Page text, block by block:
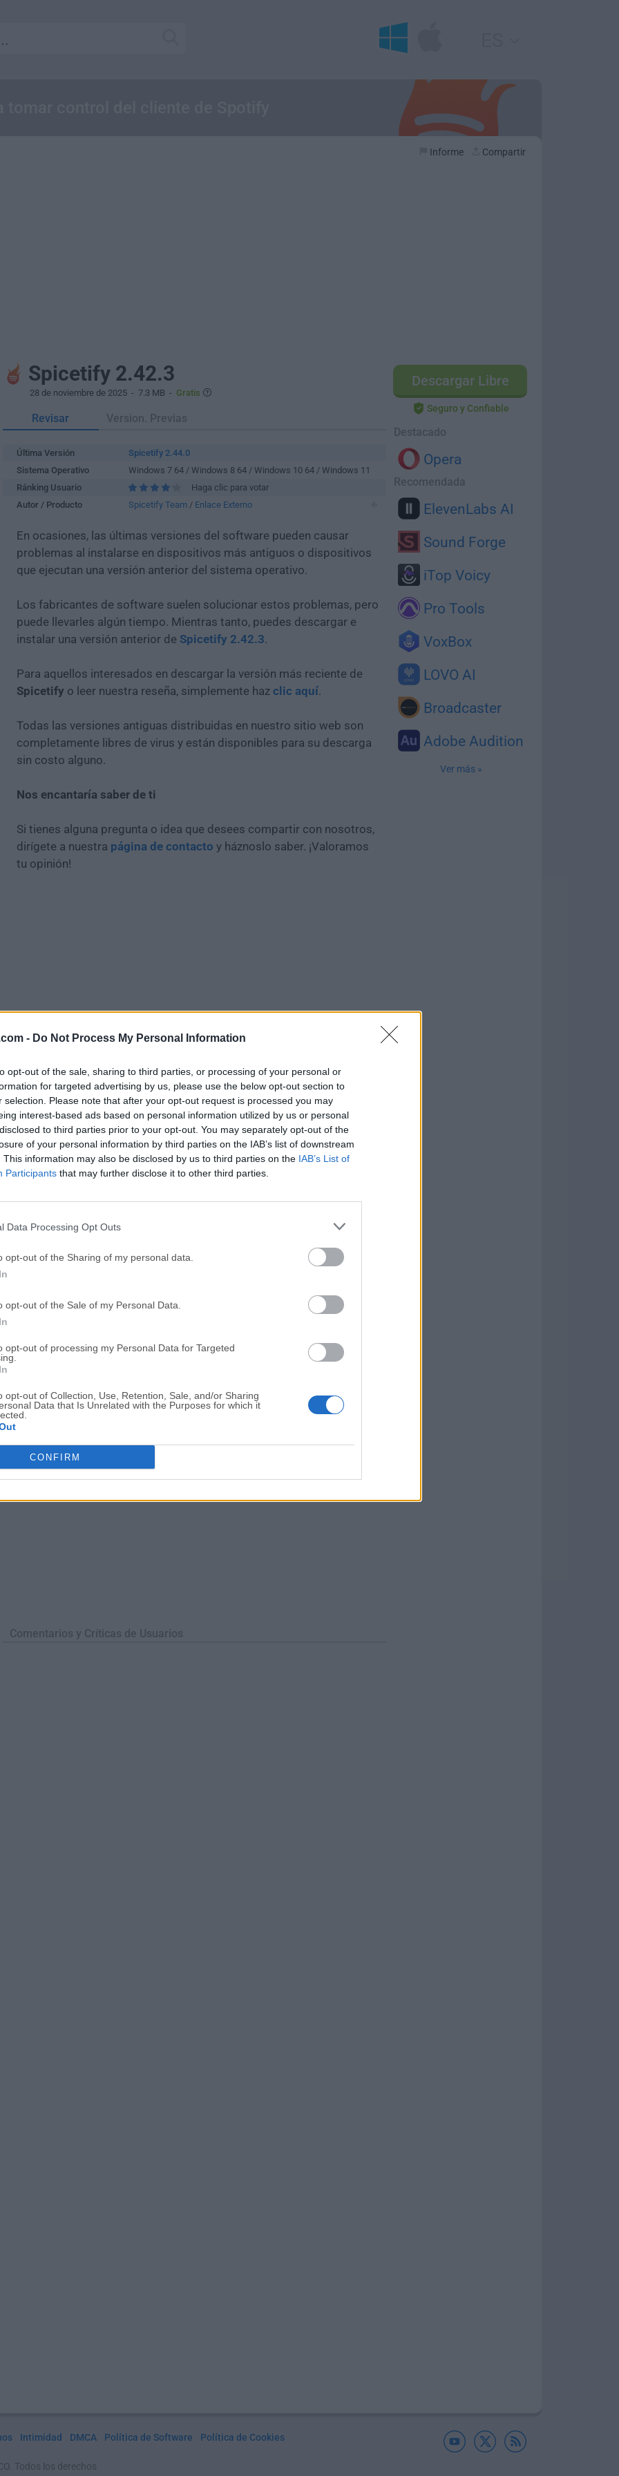
- Do Not Process My Personal Information
opt-out of the sale, sharing to third parties, or processing of your personal or
for targeted advertising by us, please use the below opt-out section to
selection. Please note that after your opt-out request is processed you may
interest-based ads based on personal information utilized by us or personal
to third parties prior to your opt-out. You may separately opt-out of the
of your personal information by third parties on the IAB’s list of downstream
This information may also be disclosed by us to third parties on the IAB’s List of
Participants that may further disclose it to other third parties.
Data Processing Opt Outs
opt-out of the Sharing of my personal data.
opt-out of the Sale of my Personal Data.
opt-out of processing my Personal Data for Targeted
opt-out of Collection, Use, Retention, Sale, and/or Sharing
Data that Is Unrelated with the Purposes for which it
CONFIRM
Informe Compartir
Descargar Libre
Seguro y Confiable
Destacado
Opera
Recomendada
ElevenLabs AI
Sound Forge
iTop Voicy
Pro Tools
VoxBox
LOVO AI
Broadcaster
Adobe Audition
Ver más »
Spicetify 2.42.3
28 de noviembre de 2025 - 7.3 MB - Gratis
Revisar Version. Previas
Última Versión
Spicetify 2.44.0
Sistema Operativo
Windows 7 64 / Windows 8 64 / Windows 10 64 / Windows 11
Ránking Usuario
Haga clic para votar
Autor / Producto
Spicetify Team / Enlace Externo
En ocasiones, las últimas versiones del software pueden causar
problemas al instalarse en dispositivos más antiguos o dispositivos
que ejecutan una versión anterior del sistema operativo.
Los fabricantes de software suelen solucionar estos problemas, pero
puede llevarles algún tiempo. Mientras tanto, puedes descargar e
instalar una versión anterior de Spicetify 2.42.3.
Para aquellos interesados en descargar la versión más reciente de
Spicetify o leer nuestra reseña, simplemente haz clic aquí.
Todas las versiones antiguas distribuidas en nuestro sitio web son
completamente libres de virus y están disponibles para su descarga
sin costo alguno.
Nos encantaría saber de ti
Si tienes alguna pregunta o idea que desees compartir con nosotros,
dirígete a nuestra página de contacto y háznoslo saber. ¡Valoramos
tu opinión!
Descargar Spicetify 2.42.3
¿Por qué se publica esta aplicación en Filehorse? (Más información
Top Descargas
Photoshop
Adobe Photoshop CC 2026 27.9.1 (64-bit)
GTA 6 for PS5
PC Repair Tool 2026 Hero Wars - Online Action Game
TradingView - Trusted by 100 Million Traders Halo: Campaign Evolved
Software más Populares »
Comentarios y Críticas de Usuarios
Intimidad DMCA Política de Software
Política de Cookies
Todos los derechos